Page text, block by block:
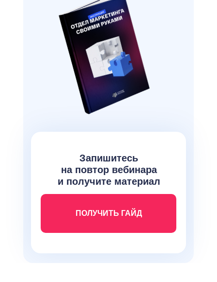
Запишитесь
на повтор вебинара
и получите материал
ПОЛУЧИТЬ ГАЙД